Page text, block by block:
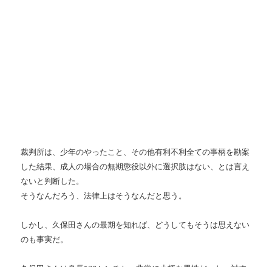
裁判所は、少年のやったこと、その他有利不利全ての事柄を勘案
した結果、成人の場合の無期懲役以外に選択肢はない、とは言え
ないと判断した。
そうなんだろう、法律上はそうなんだと思う。
しかし、久保田さんの最期を知れば、どうしてもそうは思えない
のも事実だ。